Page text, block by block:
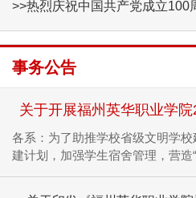
>>热烈庆祝中国共产党成立100
事务公告
关于开展福州英华职业学
各系：为了助推学校省级文明学
建计划，加强学生宿舍管理，营造